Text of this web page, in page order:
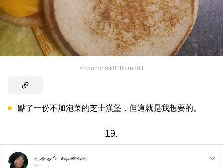
© wormhole828 / reddit
點了一份不加泡菜的芝士漢堡，但這就是我想要的。
19.